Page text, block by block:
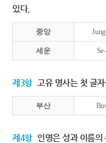
있다.
중앙
세운
제3항 고유 명사는 첫 글
부산
제4항 인명은 성과 이름의